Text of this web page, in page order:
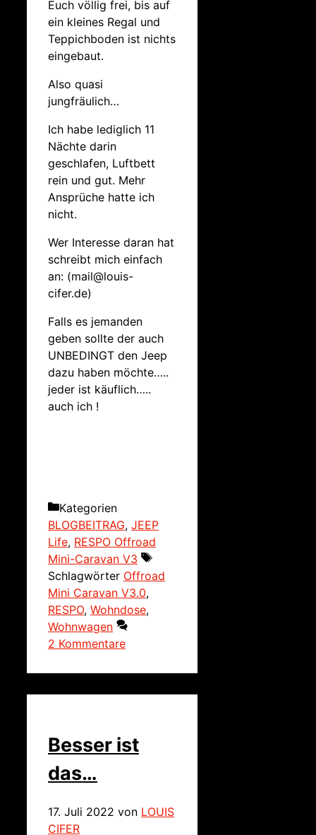
Euch völlig frei, bis auf
ein kleines Regal und
Teppichboden ist nichts
eingebaut.
Also quasi
jungfräulich…
Ich habe lediglich 11
Nächte darin
geschlafen, Luftbett
rein und gut. Mehr
Ansprüche hatte ich
nicht.
Wer Interesse daran hat
schreibt mich einfach
an: (mail@louis-
cifer.de)
Falls es jemanden
geben sollte der auch
UNBEDINGT den Jeep
dazu haben möchte…..
jeder ist käuflich…..
auch ich !
Kategorien
BLOGBEITRAG, JEEP
Life, RESPO Offroad
Mini-Caravan V3
Schlagwörter Offroad
Mini Caravan V3.0,
RESPO, Wohndose,
Wohnwagen
2 Kommentare
Besser ist
das…
17. Juli 2022 von LOUIS
CIFER